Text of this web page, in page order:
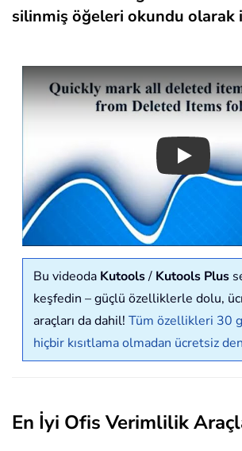
silinmiş öğeleri okundu olarak
Play
Bu videoda Kutools/ Kutools Plus
keşfedin – güçlü özelliklerle dolu,
araçları da dahil! Tüm özellikleri 30
hiçbir kısıtlama olmadan ücretsiz
En İyi Ofis Verimlilik